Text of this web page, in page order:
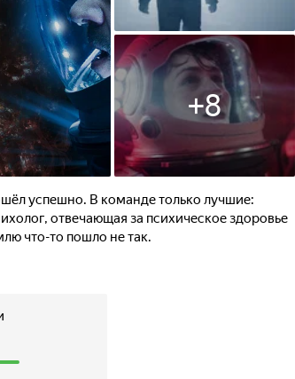
+8
успешно. В команде только лучшие:
отвечающая за психическое здоровье
что-то пошло не так.